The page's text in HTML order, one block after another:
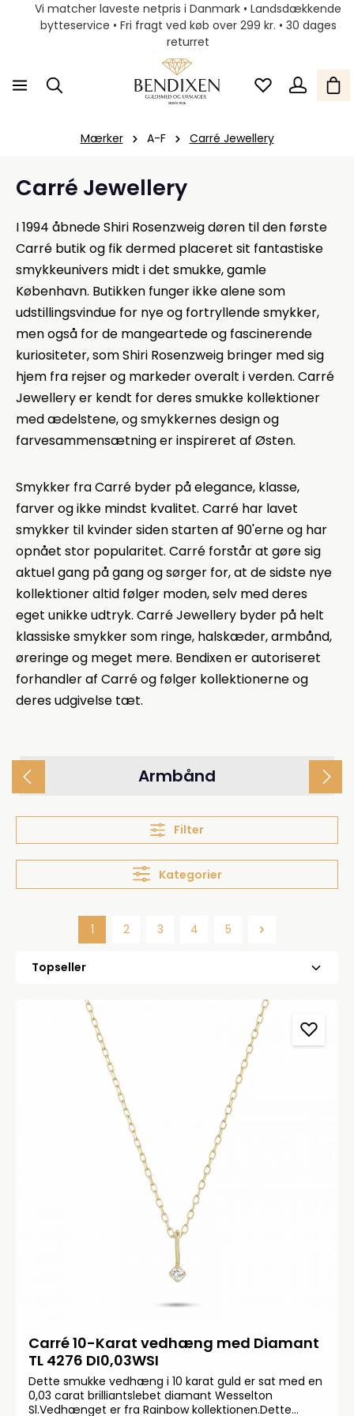
Vi matcher laveste netpris i Danmark • Landsdækkende
bytteservice • Fri fragt ved køb over 299 kr. • 30 dages
returret
Mærker A-F Carré Jewellery
Carré Jewellery
I 1994 åbnede Shiri Rosenzweig døren til den første
Carré butik og fik dermed placeret sit fantastiske
smykkeunivers midt i det smukke, gamle
København. Butikken funger ikke alene som
udstillingsvindue for nye og fortryllende smykker,
men også for de mangeartede og fascinerende
kuriositeter, som Shiri Rosenzweig bringer med sig
hjem fra rejser og markeder overalt i verden. Carré
Jewellery er kendt for deres smukke kollektioner
med ædelstene, og smykkernes design og
farvesammensætning er inspireret af Østen.
Smykker fra Carré byder på elegance, klasse,
farver og ikke mindst kvalitet. Carré har lavet
smykker til kvinder siden starten af 90'erne og har
opnået stor popularitet. Carré forstår at gøre sig
aktuel gang på gang og sørger for, at de sidste nye
kollektioner altid følger moden, selv med deres
eget unikke udtryk. Carré Jewellery byder på helt
klassiske smykker som ringe, halskæder, armbånd,
øreringe og meget mere. Bendixen er autoriseret
forhandler af Carré og følger kollektionerne og
deres udgivelse tæt.
Armbånd
Filter
Kategorier
Side
1 Side
2 Side
3 Side
4 Side
5
Carré 10-Karat vedhæng med Diamant
TL 4276 DI0,03WSI
Dette smukke vedhæng i 10 karat guld er sat med en
0,03 carat brilliantslebet diamant Wesselton
Sl.Vedhænget er fra Rainbow kollektionen.Dette